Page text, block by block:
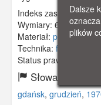
Indeks zasobu:IPN
Wymiary: 60 x 60 mm
Materiał: papier
Technika: fotografia
Status prawny:
Słowa kluczowe:
gdańsk, grudzień,
Dalsze
plików